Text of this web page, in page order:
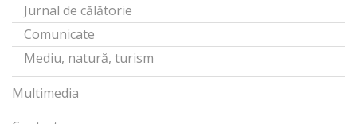
Jurnal de călătorie
Comunicate
Mediu, natură, turism
Multimedia